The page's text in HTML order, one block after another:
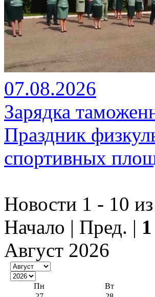
07.08.2026
Зарядка
Праздник
спортивных
Новости 1 - 10
Начало | Пред. | 1
Август 2026
Пн Вт